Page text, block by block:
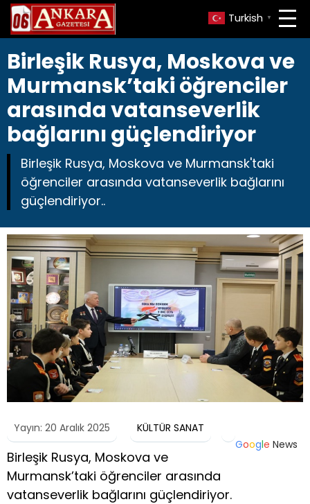
Turkish ▼
Birleşik Rusya, Moskova ve
Murmansk’taki öğrenciler
arasında vatanseverlik
bağlarını güçlendiriyor
Birleşik Rusya, Moskova ve Murmansk'taki
öğrenciler arasında vatanseverlik bağlarını
güçlendiriyor..
Yayın: 20 Aralık 2025
KÜLTÜR SANAT
Google News
Birleşik Rusya, Moskova ve
Murmansk’taki öğrenciler arasında
vatanseverlik bağlarını güçlendiriyor.